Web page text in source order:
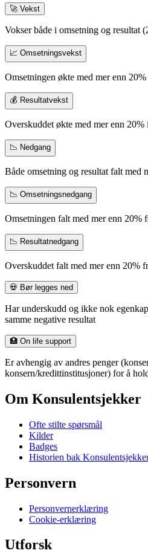
🚀 Vekst
Vokser både i omsetning og resultat
📈 Omsetningsvekst
Omsetningen økte med mer enn
💰 Resultatvekst
Overskuddet økte med mer enn 20%
📉 Nedgang
Både omsetning og resultat falt med
📉 Omsetningsnedgang
Omsetningen falt med mer enn 20%
📉 Resultatnedgang
Overskuddet falt med mer enn 20%
💀 Bør legges ned
Har underskudd og ikke nok
samme negative resultat
🏥 On life support
Er avhengig av andres penger
konsern/kredittinstitusjoner) for å
Om Konsulentsjekker
Ofte stilte spørsmål
Kilder
Badges
Historien bak
Personvern
Personvernerklæring
Cookie-erklæring
Utforsk